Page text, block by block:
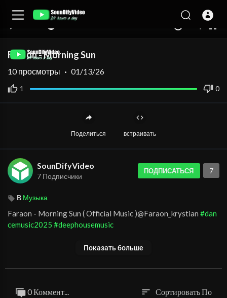
Faraon - Morning Sun
1 0
10просмотры · 01/13/26
Поделиться встраивать
SounDifyVideo
7 Подписчики
ПОДПИСАТЬСЯ 7
В Музыка
Faraon - Morning Sun ( Official Music )@Faraon_krystian #dan
cemusic2025 #deephousemusic
Показать больше
0 Коммент... sort Сортировать По